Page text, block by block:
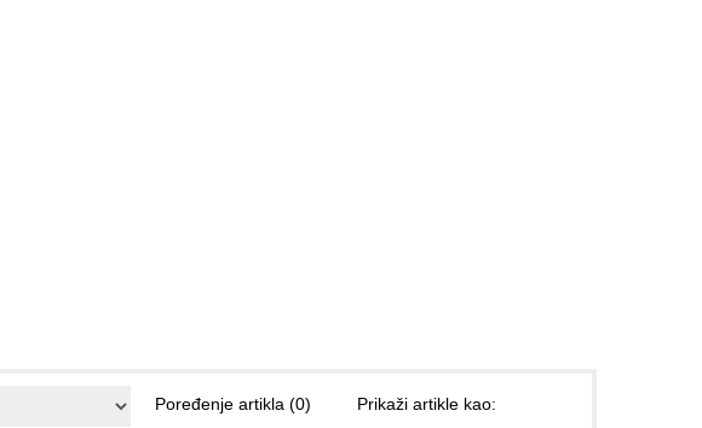
Poređenje artikla (0) Prikaži artikle kao: